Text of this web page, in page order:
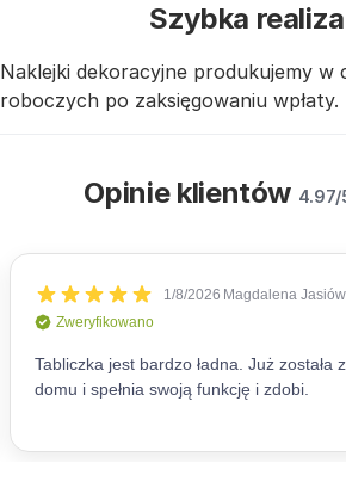
Szybka
Naklejki dekoracyjne produkujemy w
roboczych po zaksięgowaniu wpłaty.
Opinie klientów 4.97/